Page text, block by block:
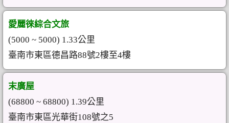
愛麗徠綜合文旅
(5000 ~ 5000) 1.33公里
臺南市東區德昌路88號2樓至4樓
末廣屋
(68800 ~ 68800) 1.39公里
臺南市東區光華街108號之5